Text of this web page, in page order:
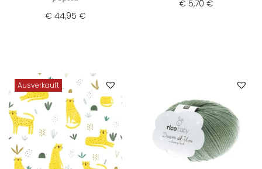
€ 44,95 €
€ 5,70 €
Ausverkauft